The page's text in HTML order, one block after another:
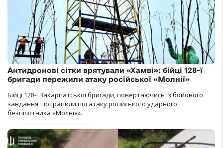
Антидронові сітки врятували «Хамві»: бійці 128-ї
бригади пережили атаку російської «Молнії»
Бійці 128-ї Закарпатської бригади, повертаючись із бойового
завдання, потрапили під атаку російського ударного
безпілотника «Молнія».